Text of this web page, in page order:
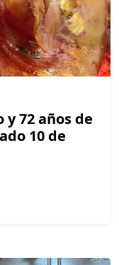
72 años de
10 de